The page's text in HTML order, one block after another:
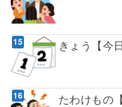
きょう【今
たわけもの